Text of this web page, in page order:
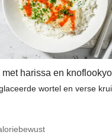
harissa en
wortel en verse